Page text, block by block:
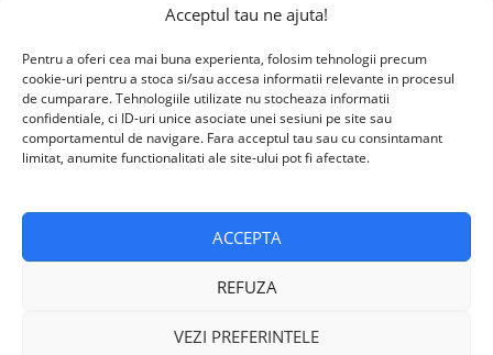
Acceptul tau ne ajuta!
Pentru a oferi cea mai buna experienta, folosim tehnologii precum
cookie-uri pentru a stoca si/sau accesa informatii relevante in procesul
de cumparare. Tehnologiile utilizate nu stocheaza informatii
confidentiale, ci ID-uri unice asociate unei sesiuni pe site sau
comportamentul de navigare. Fara acceptul tau sau cu consintamant
limitat, anumite functionalitati ale site-ului pot fi afectate.
ACCEPTA
REFUZA
VEZI PREFERINTELE
VALM Electrical Solutions © 2026